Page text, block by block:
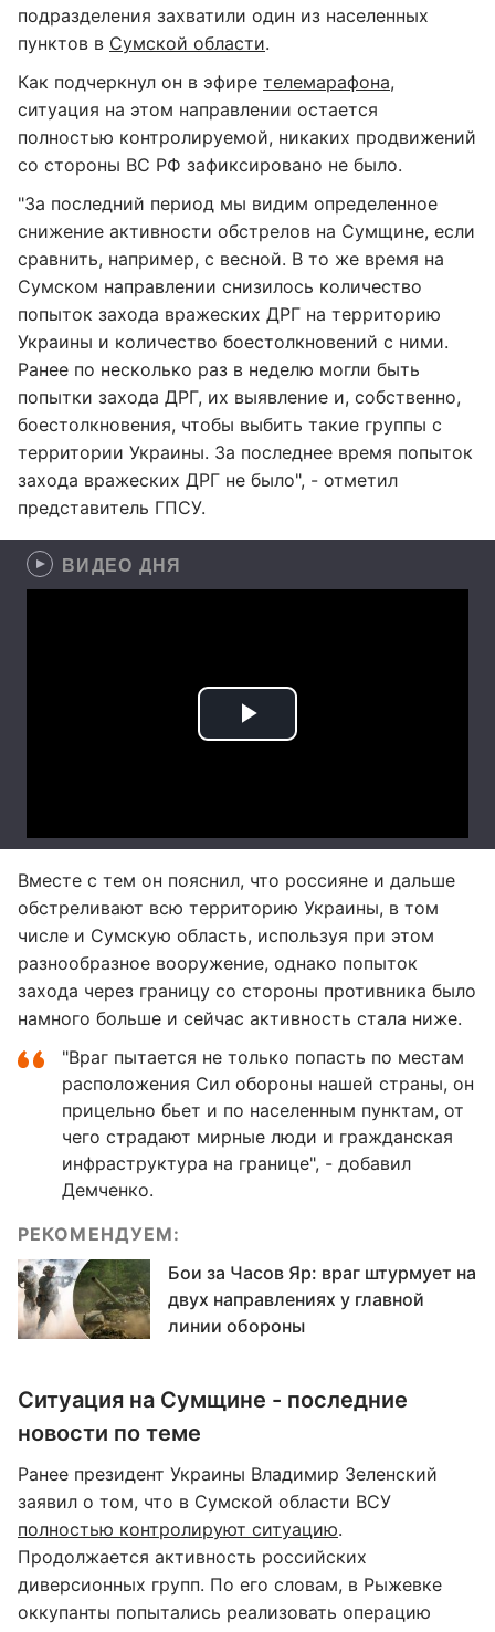
подразделения захватили один из населенных
пунктов в Сумской области.
Как подчеркнул он в эфире телемарафона,
ситуация на этом направлении остается
полностью контролируемой, никаких продвижений
со стороны ВС РФ зафиксировано не было.
"За последний период мы видим определенное
снижение активности обстрелов на Сумщине, если
сравнить, например, с весной. В то же время на
Сумском направлении снизилось количество
попыток захода вражеских ДРГ на территорию
Украины и количество боестолкновений с ними.
Ранее по несколько раз в неделю могли быть
попытки захода ДРГ, их выявление и, собственно,
боестолкновения, чтобы выбить такие группы с
территории Украины. За последнее время попыток
захода вражеских ДРГ не было", - отметил
представитель ГПСУ.
ВИДЕО ДНЯ
Вместе с тем он пояснил, что россияне и дальше
обстреливают всю территорию Украины, в том
числе и Сумскую область, используя при этом
разнообразное вооружение, однако попыток
захода через границу со стороны противника было
намного больше и сейчас активность стала ниже.
"Враг пытается не только попасть по местам
расположения Сил обороны нашей страны, он
прицельно бьет и по населенным пунктам, от
чего страдают мирные люди и гражданская
инфраструктура на границе", - добавил
Демченко.
РЕКОМЕНДУЕМ:
Бои за Часов Яр: враг штурмует на
двух направлениях у главной
линии обороны
Ситуация на Сумщине - последние
новости по теме
Ранее президент Украины Владимир Зеленский
заявил о том, что в Сумской области ВСУ
полностью контролируют ситуацию.
Продолжается активность российских
диверсионных групп. По его словам, в Рыжевке
оккупанты попытались реализовать операцию